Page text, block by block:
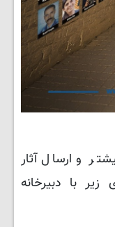
و ارسال آثار
با دبیرخانه